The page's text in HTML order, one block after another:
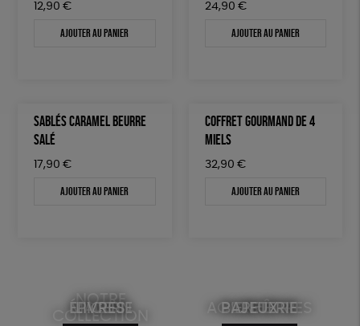
12,90 €
Ajouter au panier
24,90 €
Ajouter au panier
SABLÉS CARAMEL BEURRE
SALÉ
17,90 €
Ajouter au panier
COFFRET GOURMAND DE 4
MIELS
32,90 €
Ajouter au panier
NOTRE
COLLECTION
ACCESSOIRES
MAISON BIEN-ÊTRE
ÉPICERIE PAPETERIE
LIVRES JEUX